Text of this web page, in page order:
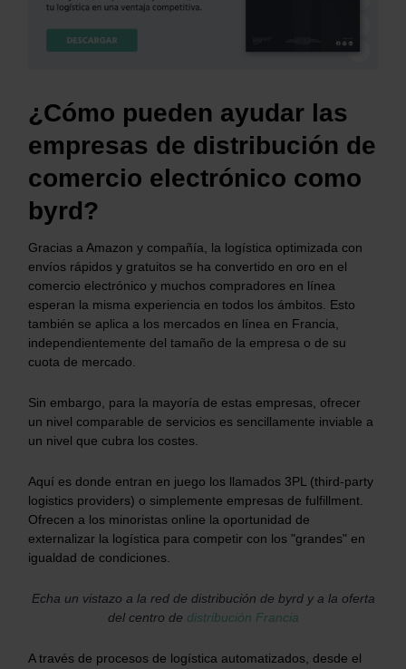
¿Cómo pueden ayudar las
empresas de distribución de
comercio electrónico como
byrd?
Gracias a Amazon y compañía, la logística optimizada con
envíos rápidos y gratuitos se ha convertido en oro en el
comercio electrónico y muchos compradores en línea
esperan la misma experiencia en todos los ámbitos. Esto
también se aplica a los mercados en línea en Francia,
independientemente del tamaño de la empresa o de su
cuota de mercado.
Sin embargo, para la mayoría de estas empresas, ofrecer
un nivel comparable de servicios es sencillamente inviable a
un nivel que cubra los costes.
Aquí es donde entran en juego los llamados 3PL (third-party
logistics providers) o simplemente empresas de fulfillment.
Ofrecen a los minoristas online la oportunidad de
externalizar la logística para competir con los "grandes" en
igualdad de condiciones.
Echa un vistazo a la red de distribución de byrd y a la oferta
del centro de distribución Francia
A través de procesos de logística automatizados, desde el